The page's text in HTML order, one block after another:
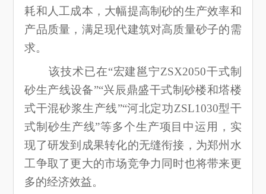
耗和人工成本，大幅提高制砂的生产效率和
产品质量，满足现代建筑对高质量砂子的需
求。
该技术已在“宏建邕宁ZSX2050干式制
砂生产线设备”“兴辰鼎盛干式制砂楼和塔楼
式干混砂浆生产线”“河北定功ZSL1030型干
式制砂生产线”等多个生产项目中运用，实
现了研发到成果转化的无缝衔接，为郑州水
工争取了更大的市场竞争力同时也将带来更
多的经济效益。